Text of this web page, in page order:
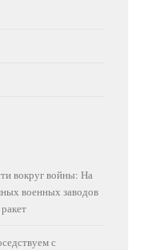
вокруг войны: На
военных заводов
с